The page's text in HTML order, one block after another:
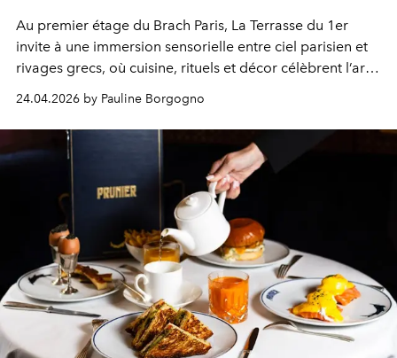
Au premier étage du Brach Paris, La Terrasse du 1er
invite à une immersion sensorielle entre ciel parisien et
rivages grecs, où cuisine, rituels et décor célèbrent l’art
de vivre méditerranéen.
24.04.2026 by Pauline Borgogno